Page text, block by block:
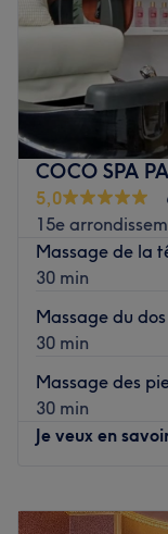
COCO SPA
5,0
15e
Massage de la
30 min
Massage du dos
30 min
Massage des
30 min
Je veux en
Mardi